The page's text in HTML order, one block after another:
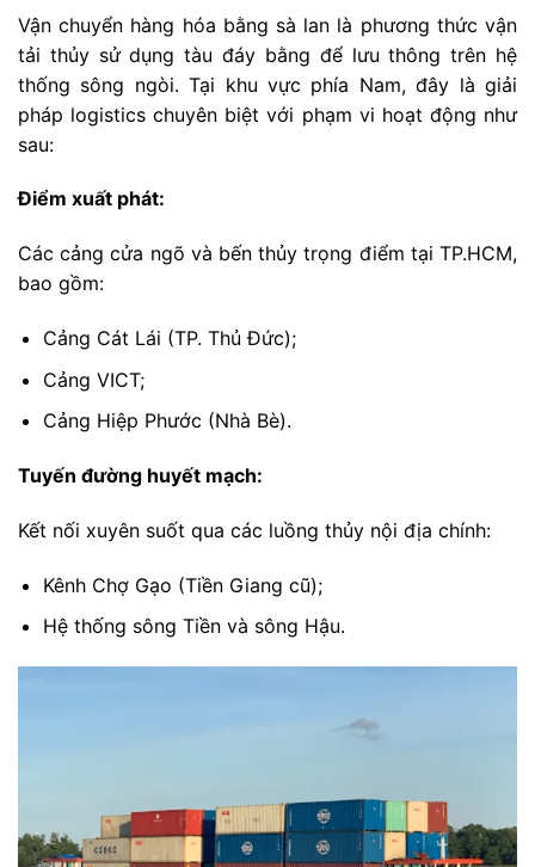
Vận chuyển hàng hóa bằng sà lan là phương thức vận
tải thủy sử dụng tàu đáy bằng để lưu thông trên hệ
thống sông ngòi. Tại khu vực phía Nam, đây là giải
pháp logistics chuyên biệt với phạm vi hoạt động như
sau:
Điểm xuất phát:
Các cảng cửa ngõ và bến thủy trọng điểm tại TP.HCM,
bao gồm:
Cảng Cát Lái (TP. Thủ Đức);
Cảng VICT;
Cảng Hiệp Phước (Nhà Bè).
Tuyến đường huyết mạch:
Kết nối xuyên suốt qua các luồng thủy nội địa chính:
Kênh Chợ Gạo (Tiền Giang cũ);
Hệ thống sông Tiền và sông Hậu.